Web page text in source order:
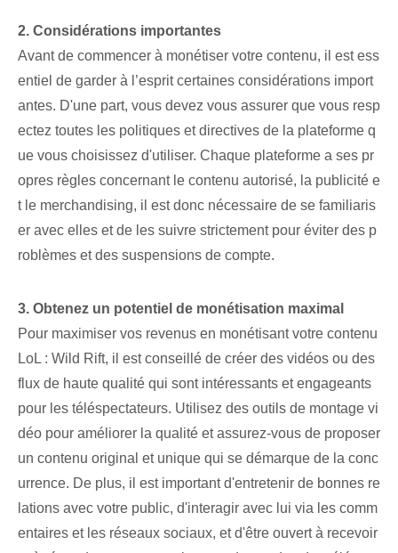
2. Considérations importantes
Avant de commencer à monétiser votre contenu, il est ess
entiel de garder à l’esprit certaines considérations import
antes. D'une part, vous devez vous assurer que vous resp
ectez toutes les politiques et directives de la plateforme q
ue vous choisissez d'utiliser. Chaque plateforme a ses pr
opres règles concernant le contenu autorisé, la publicité e
t le merchandising, il est donc nécessaire de se familiaris
er avec elles et de les suivre strictement pour éviter des p
roblèmes et des suspensions de compte.
3. Obtenez un potentiel de monétisation maximal
Pour maximiser vos revenus en monétisant votre contenu
LoL : Wild Rift, il est conseillé de créer des vidéos ou des
flux de haute qualité qui sont intéressants et engageants
pour les téléspectateurs. Utilisez des outils de montage vi
déo pour améliorer la qualité et assurez-vous de proposer
un contenu original et unique qui se démarque de la conc
urrence. De plus, il est important d'entretenir de bonnes re
lations avec votre public, d'interagir avec lui via les comm
entaires et les réseaux sociaux, et d'être ouvert à recevoir